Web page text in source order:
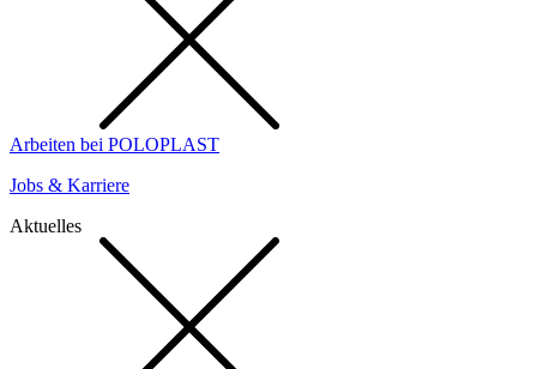
Arbeiten bei POLOPLAST
Jobs & Karriere
Aktuelles